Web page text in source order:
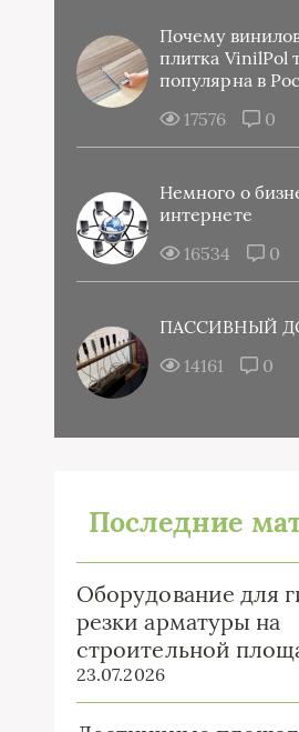
Почему
плитка VinilPol
популярна в
17576
0
Немного о
интернете
16534
0
ПАССИВНЫЙ
14161
0
Последние
Оборудование для
резки арматуры на
строительной
23.07.2026